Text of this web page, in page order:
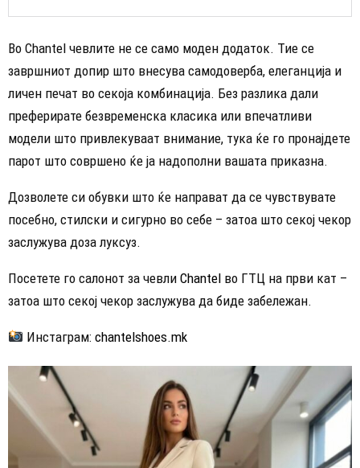
Во Chantel чевлите не се само моден додаток. Тие се
завршниот допир што внесува самодоверба, елеганција и
личен печат во секоја комбинација. Без разлика дали
преферирате безвременска класика или впечатливи
модели што привлекуваат внимание, тука ќе го пронајдете
парот што совршено ќе ја надополни вашата приказна.
Дозволете си обувки што ќе направат да се чувствувате
посебно, стилски и сигурно во себе – затоа што секој чекор
заслужува доза луксуз.
Посетете го салонот за чевли Chantel во ГТЦ на први кат –
затоа што секој чекор заслужува да биде забележан.
Инстаграм:chantelshoes.mk